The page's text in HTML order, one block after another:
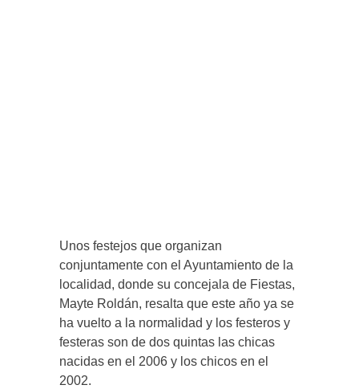
Unos festejos que organizan
conjuntamente con el Ayuntamiento de la
localidad, donde su concejala de Fiestas,
Mayte Roldán, resalta que este año ya se
ha vuelto a la normalidad y los festeros y
festeras son de dos quintas las chicas
nacidas en el 2006 y los chicos en el
2002.